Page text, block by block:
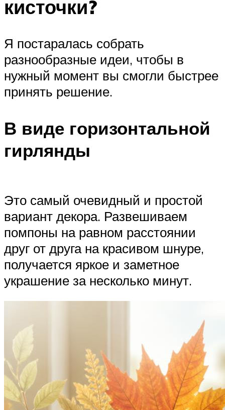
кисточки?
Я постаралась собрать
разнообразные идеи, чтобы в
нужный момент вы смогли быстрее
принять решение.
В виде горизонтальной
гирлянды
Это самый очевидный и простой
вариант декора. Развешиваем
помпоны на равном расстоянии
друг от друга на красивом шнуре,
получается яркое и заметное
украшение за несколько минут.